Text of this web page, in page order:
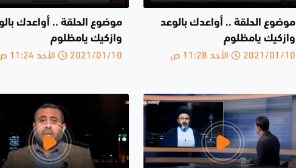
موضوع الحلقة .. أواعدك بالوعد
وازكيك يامظلوم
2021/01/10 الأحد 11:28 ص
موضوع الحلقة .. أواعدك
وازكيك يامظلوم
2021/01/10 الأحد 11:24 ص